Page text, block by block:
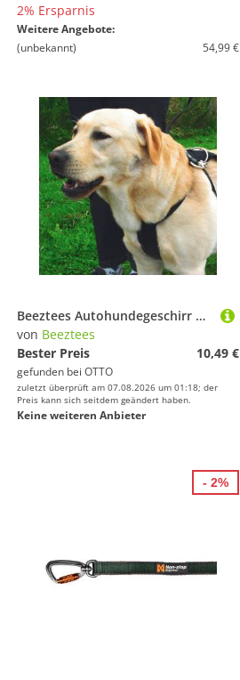
2% Ersparnis
Weitere Angebote:
(unbekannt)
54,99 €
Beeztees Autohundegeschirr Autosicherheitsgeschirr
von Beeztees
Bester Preis
10,49 €
gefunden bei OTTO
zuletzt überprüft am 07.08.2026 um 01:18; der
Preis kann sich seitdem geändert haben.
Keine weiteren Anbieter
- 2%